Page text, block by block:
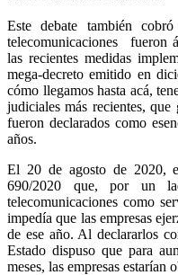
Este debate también
telecomunicaciones fueron
las recientes medidas
mega-decreto emitido en
cómo llegamos hasta acá,
judiciales más recientes,
fueron declarados como
años.
El 20 de agosto de 2020,
690/2020 que, por un
telecomunicaciones como
impedía que las empresas
de ese año. Al declararlos
Estado dispuso que para
meses, las empresas estarían